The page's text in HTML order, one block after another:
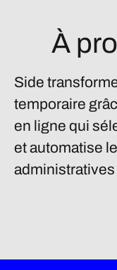
À
Side
temporaire
en ligne qui
et automatise
administratives